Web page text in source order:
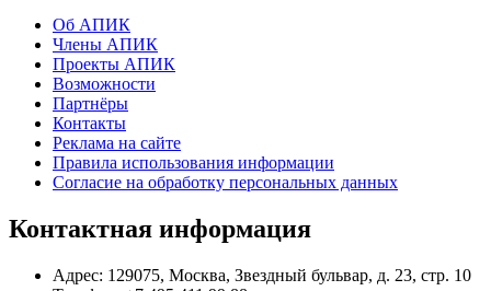
Об АПИК
Члены АПИК
Проекты АПИК
Возможности
Партнёры
Контакты
Реклама на сайте
Правила использования информации
Согласие на обработку персональных данных
Контактная информация
Адрес: 129075, Москва, Звездный бульвар, д. 23, стр. 10